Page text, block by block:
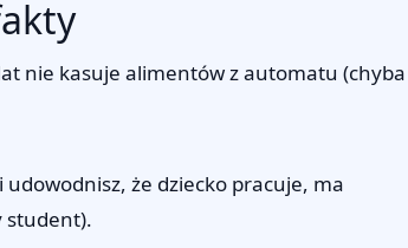
nie kasuje alimentów z automatu (chyba
że dziecko pracuje, ma
student).